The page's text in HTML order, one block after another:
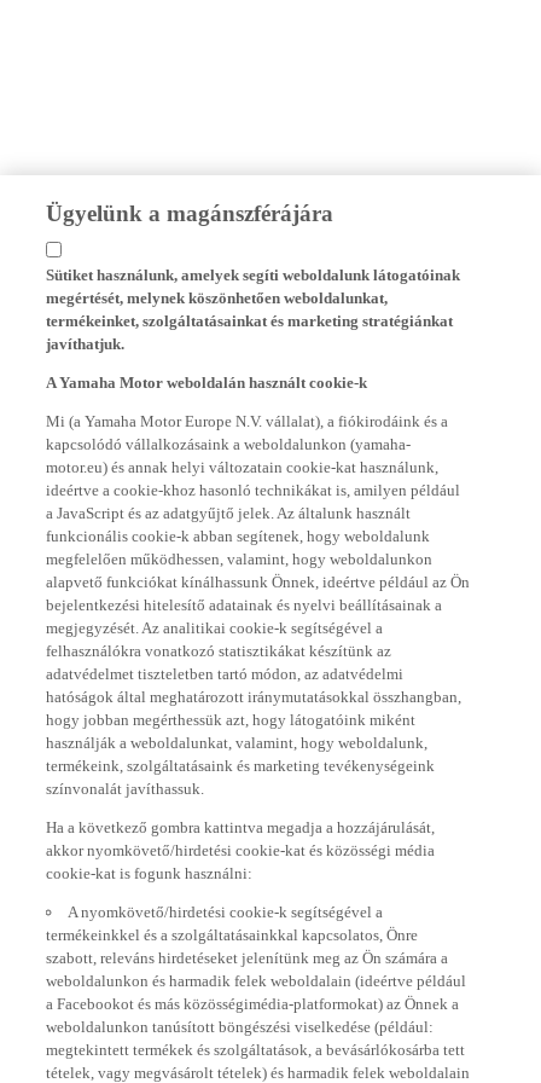
Ügyelünk a magánszférájára
Sütiket használunk, amelyek segíti weboldalunk látogatóinak
megértését, melynek köszönhetően weboldalunkat,
termékeinket, szolgáltatásainkat és marketing stratégiánkat
javíthatjuk.
kapcsolódó vállalkozásaink a weboldalunkon (yamaha-
motor.eu) és annak helyi változatain cookie-kat használunk,
ideértve a cookie-khoz hasonló technikákat is, amilyen például
a JavaScript és az adatgyűjtő jelek. Az általunk használt
funkcionális cookie-k abban segítenek, hogy weboldalunk
megfelelően működhessen, valamint, hogy weboldalunkon
alapvető funkciókat kínálhassunk Önnek, ideértve például az Ön
bejelentkezési hitelesítő adatainak és nyelvi beállításainak a
megjegyzését. Az analitikai cookie-k segítségével a
felhasználókra vonatkozó statisztikákat készítünk az
adatvédelmet tiszteletben tartó módon, az adatvédelmi
hatóságok által meghatározott iránymutatásokkal összhangban,
hogy jobban megérthessük azt, hogy látogatóink miként
használják a weboldalunkat, valamint, hogy weboldalunk,
termékeink, szolgáltatásaink és marketing tevékenységeink
színvonalát javíthassuk.
akkor nyomkövető/hirdetési cookie-kat és közösségi média
cookie-kat is fogunk használni:
termékeinkkel és a szolgáltatásainkkal kapcsolatos, Önre
szabott, releváns hirdetéseket jelenítünk meg az Ön számára a
weboldalunkon és harmadik felek weboldalain (ideértve például
a Facebookot és más közösségimédia-platformokat) az Önnek a
weboldalunkon tanúsított böngészési viselkedése (például:
megtekintett termékek és szolgáltatások, a bevásárlókosárba tett
tételek, vagy megvásárolt tételek) és harmadik felek weboldalain